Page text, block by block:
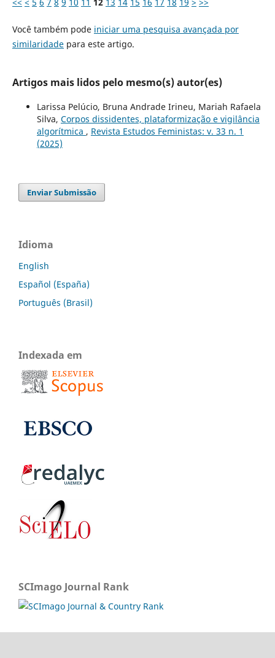
Você também pode iniciar uma pesquisa avançada por
similaridadepara este artigo.
Artigos mais lidos pelo mesmo(s) autor(es)
Larissa Pelúcio, Bruna Andrade Irineu, Mariah Rafaela
Silva, Corpos dissidentes, plataformização e vigilância
algorítmica , Revista Estudos Feministas: v. 33 n. 1
(2025)
Enviar Submissão
Idioma
English
Español (España)
Português (Brasil)
Indexada em
SCImago Journal Rank